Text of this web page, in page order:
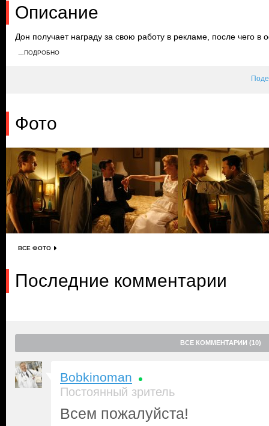
Описание
Дон получает награду за свою работу в рекламе, после чего
Дон рассказывает Адаму, что сменил имя, но отказывается
…ПОДРОБНО
Фото
ВСЕ ФОТО
Последние комментарии
ВСЕ КОММЕНТАРИИ (10)
Bobkinoman
Постоянный зритель
Всем пожалуйста!